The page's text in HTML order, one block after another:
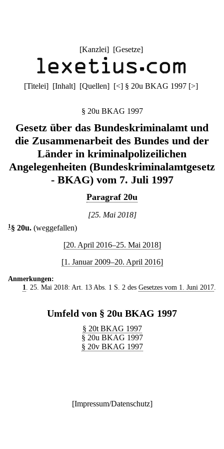
[Kanzlei] [Gesetze]
[Titelei] [Inhalt] [Quellen] [<] § 20u BKAG 1997 [>]
§ 20u BKAG 1997
Gesetz über das Bundeskriminalamt und
die Zusammenarbeit des Bundes und der
Länder in kriminalpolizeilichen
Angelegenheiten (Bundeskriminalamtgesetz
- BKAG) vom 7. Juli 1997
Paragraf 20u
[25. Mai 2018]
1 § 20u. (weggefallen)
[20. April 2016–25. Mai 2018]
[1. Januar 2009–20. April 2016]
Anmerkungen:
1
. 25. Mai 2018: Art. 13 Abs. 1 S. 2 des Gesetzes vom 1. Juni 2017.
Umfeld von § 20u BKAG 1997
§ 20t BKAG 1997
§ 20u BKAG 1997
§ 20v BKAG 1997
[Impressum/Datenschutz]